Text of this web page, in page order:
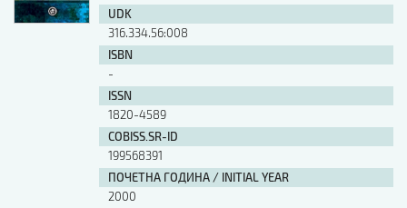
УПУТСТВА
Правилник о издавачкој делатности
Упутство ауторима
Упутство уредницима
Изјава о ауторству
Изјава о лектури
Изјава о коришћењу ауторског дела
Упутство за бирање лиценце
Уговор са аутором
UDK
316.334.56:008
ISBN
-
ISSN
1820-4589
COBISS.SR-ID
199568391
ПОЧЕТНА ГОДИНА / INITIAL YEAR
2000